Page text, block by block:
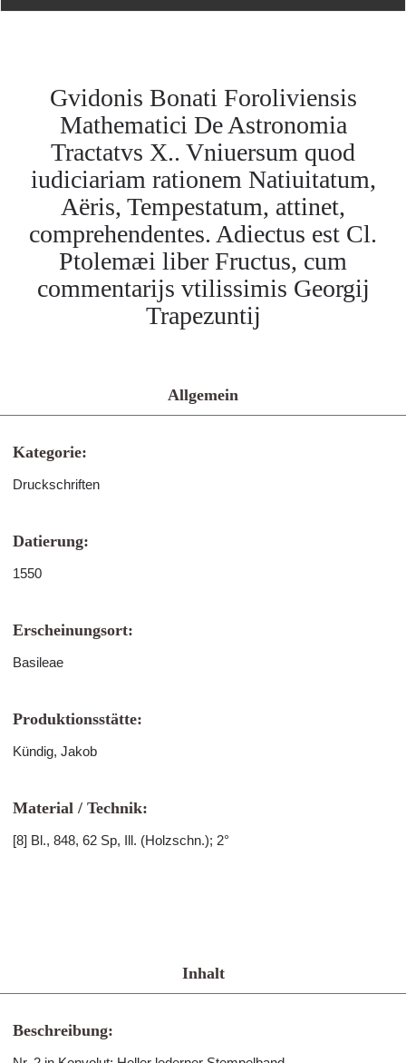
Gvidonis Bonati Foroliviensis
Mathematici De Astronomia
Tractatvs X.. Vniuersum quod
iudiciariam rationem Natiuitatum,
Aëris, Tempestatum, attinet,
comprehendentes. Adiectus est Cl.
Ptolemæi liber Fructus, cum
commentarijs vtilissimis Georgij
Trapezuntij
Allgemein
Kategorie:
Druckschriften
Datierung:
1550
Erscheinungsort:
Basileae
Produktionsstätte:
Kündig, Jakob
Material / Technik:
[8] Bl., 848, 62 Sp, Ill. (Holzschn.); 2°
Inhalt
Beschreibung: